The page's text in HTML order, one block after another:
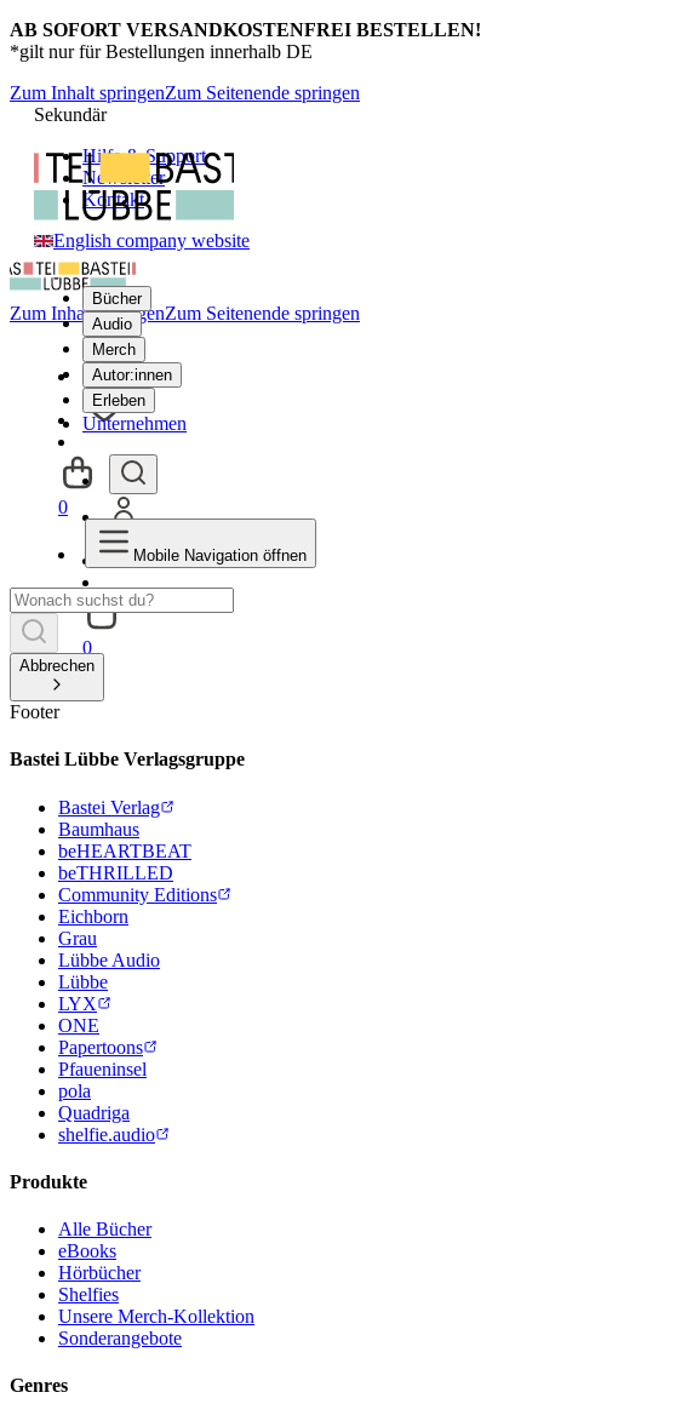
AB SOFORT VERSANDKOSTENFREI BESTELLEN!
*gilt nur für Bestellungen innerhalb DE
Zum Inhalt springenZum Seitenende springen
Sekundär
Hilfe & Support
Newsletter
Kontakt
English company website
Bücher
Audio
Merch
Autor:innen
Erleben
Unternehmen
0
Zum Inhalt springenZum Seitenende springen
0
Mobile Navigation öffnen
Abbrechen
Footer
Bastei Lübbe Verlagsgruppe
Bastei Verlag
Baumhaus
beHEARTBEAT
beTHRILLED
Community Editions
Eichborn
Grau
Lübbe Audio
Lübbe
LYX
ONE
Papertoons
Pfaueninsel
pola
Quadriga
shelfie.audio
Produkte
Alle Bücher
eBooks
Hörbücher
Shelfies
Unsere Merch-Kollektion
Sonderangebote
Genres